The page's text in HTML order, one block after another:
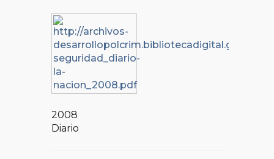
2008
Diario